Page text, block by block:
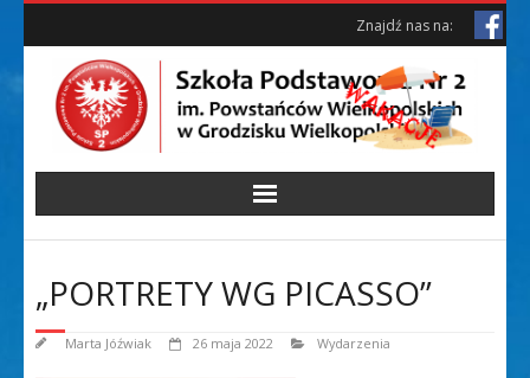
Skip
Skip
Znajdź nas na:
„PORTRETY WG PICASSO”
Marta Jóźwiak 26 maja 2022 Wydarzenia